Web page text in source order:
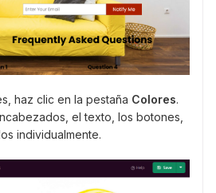
haz clic en la pestaña Colores.
el texto, los botones,
individualmente.